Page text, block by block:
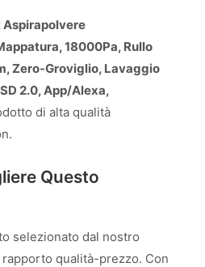
Aspirapolvere
18000Pa, Rullo
Zero-Groviglio, Lavaggio
2.0, App/Alexa,
di alta qualità
Questo
selezionato dal nostro
qualità-prezzo. Con